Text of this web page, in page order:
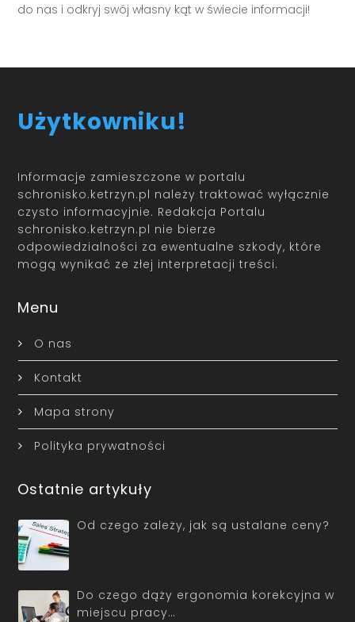
do nas i odkryj swój własny kąt w świecie informacji!
Użytkowniku!
Informacje zamieszczone w portalu
schronisko.ketrzyn.pl należy traktować wyłącznie
czysto informacyjnie. Redakcja Portalu
schronisko.ketrzyn.pl nie bierze
odpowiedzialności za ewentualne szkody, które
mogą wynikać ze złej interpretacji treści.
Menu
O nas
Kontakt
Mapa strony
Polityka prywatności
Ostatnie artykuły
Od czego zależy, jak są ustalane ceny?
Do czego dąży ergonomia korekcyjna w
miejscu pracy…